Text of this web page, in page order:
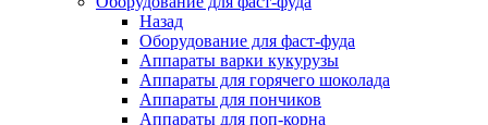
Назад
Оборудование для фаст-фуда
Аппараты варки кукурузы
Аппараты для горячего шоколада
Аппараты для пончиков
Аппараты для поп-корна